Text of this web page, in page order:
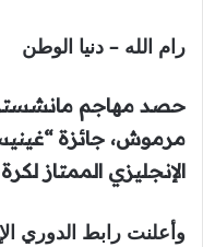
رام الله – دنيا الوطن
حصد مهاجم
مرموش، جائزة
الإنجليزي الممتاز لكرة
وأعلنت رابط الدوري